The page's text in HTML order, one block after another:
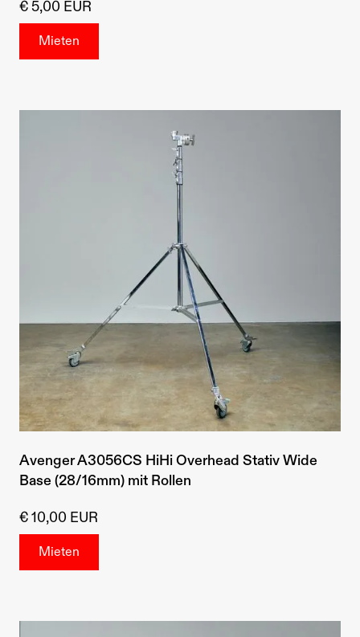
€ 5,00 EUR
Avenger A3056CS HiHi Overhead Stativ Wide
Base (28/16mm) mit Rollen
€ 10,00 EUR